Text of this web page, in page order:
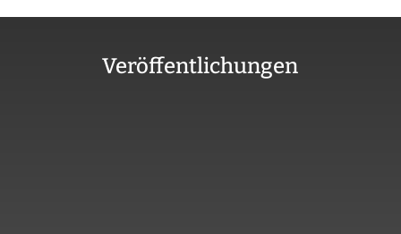
Veröffentlichungen